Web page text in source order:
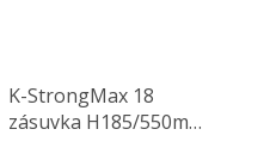
K-StrongMax 18
zásuvka H185/550mm